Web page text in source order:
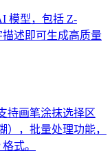
模型，包括 Z-
描述即可生成高质量
持画笔涂抹选择区
，批量处理功能，
式。